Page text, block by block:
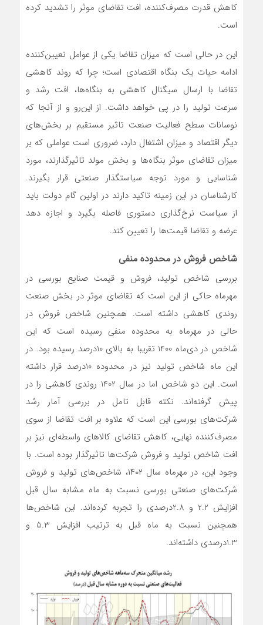
کاهش قدرت مصرف‌کننده، افت تقاضای موثر را تشدید کرده
است.
این در حالی است که میزان تقاضا یکی از عوامل تعیین‌‌‌کننده
ادامه حیات یک بنگاه اقتصادی است؛ چرا که روند کاهشی
تقاضا با ارسال سیگنال کاهشی به بنگاه‌‌‌ها، افت رشد و
سرعت تولید را در پی خواهد داشت. از این‌رو و از آنجا که
نوسانات سطح فعالیت صنعت تاثیر مستقیم بر بخش‌‌‌های
دیگر اقتصاد و میزان اشتغال دارد، ضروری است عواملی که بر
میزان تقاضای موثر بنگاه‌‌‌ها و بخش مولد تاثیرگذار‌ند، مورد
شناسایی و مورد توجه سیاستگذار صنعتی قرار بگیرند.
کارشناسان در این زمینه تاکید دارند در اولین گام دولت باید
از سیاست نرخ‌‌‌گذاری دستوری فاصله بگیرد و اجازه دهد
عرضه و تقاضا قیمت‌ها را تعیین کند.
شاخص فروش در محدوده منفی
بررسی شاخص تولید، فروش و قیمت صنایع بورسی در
مهرماه حاکی از این است که تقاضای موثر در بخش صنعت
روندی کاهشی داشته است. همچنین شاخص فروش در
حالی در مهرماه به محدوده منفی رسیده است که این
شاخص در دی‌ماه 1400 تقریبا به بالای 10‌درصد رسیده بود. در
این ماه شاخص تولید نیز در محدوده 10‌درصد قرار داشته
است. این دو شاخص اما در سال 1402 روندی کاهشی را در
پیش گرفته‌‌‌اند. نکته قابل تامل در بررسی آمار رشد
شرکت‌های بورسی این است که علاوه بر افت تقاضا از سوی
مصرف‌کننده نهایی، کاهش تقاضای کالاهای واسطه‌‌‌ای نیز بر
افت شاخص تولید و فروش شرکت‌ها تاثیرگذار بوده است. با
وجود این، در مهرماه سال ۱۴۰۲، شاخص‌های تولید و فروش
شرکت‌های صنعتی بورسی نسبت به ماه مشابه سال قبل
افزایش 2.2 و 2.8درصدی را تجربه کرده‌اند. این شاخص‌ها
همچنین نسبت به ماه قبل به ترتیب افزایش 5.3 و
1.3درصدی داشته‌‌‌اند.